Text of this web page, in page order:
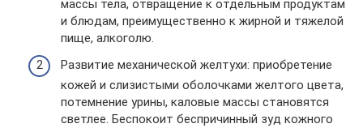
массы тела, отвращение к отдельным продуктам
и блюдам, преимущественно к жирной и тяжелой
пище, алкоголю.
Развитие механической желтухи: приобретение
кожей и слизистыми оболочками желтого цвета,
потемнение урины, каловые массы становятся
светлее. Беспокоит беспричинный зуд кожного